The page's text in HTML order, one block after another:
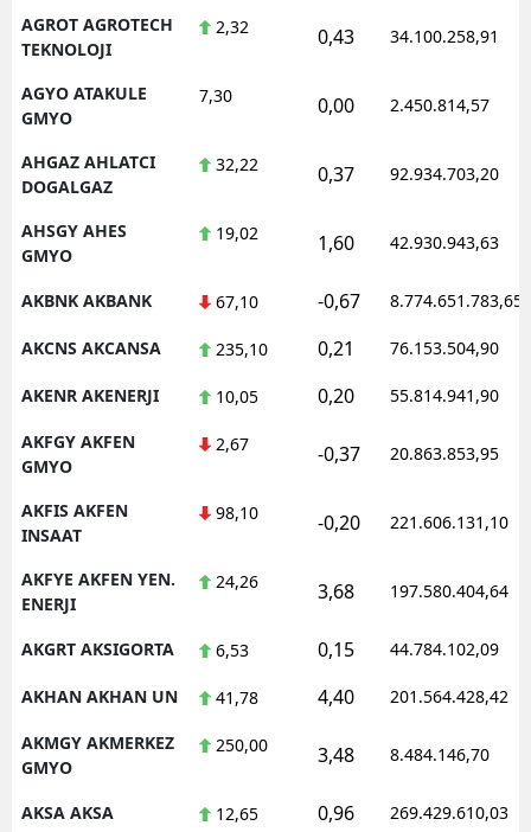
Kırklareli
Konya
Kütahya
Malatya
Manisa
Kahramanmaraş
Nevşehir
Niğde
AGROT AGROTECH
TEKNOLOJI
2,32 0,43 34.100.258,91
AGYO ATAKULE
GMYO
7,30 0,00 2.450.814,57
AHGAZ AHLATCI
DOGALGAZ
32,22 0,37 92.934.703,20
AHSGY AHES
GMYO
19,02 1,60 42.930.943,63
AKBNK AKBANK 67,10 -0,67 8.774.651.783,65
AKCNS AKCANSA 235,10 0,21 76.153.504,90
AKENR AKENERJI 10,05 0,20 55.814.941,90
AKFGY AKFEN
GMYO
2,67 -0,37 20.863.853,95
AKFIS AKFEN
INSAAT
98,10 -0,20 221.606.131,10
AKFYE AKFEN YEN.
ENERJI
24,26 3,68 197.580.404,64
AKGRT AKSIGORTA 6,53 0,15 44.784.102,09
AKHAN AKHAN UN 41,78 4,40 201.564.428,42
AKMGY AKMERKEZ
GMYO
250,00 3,48 8.484.146,70
AKSA AKSA 12,65 0,96 269.429.610,03